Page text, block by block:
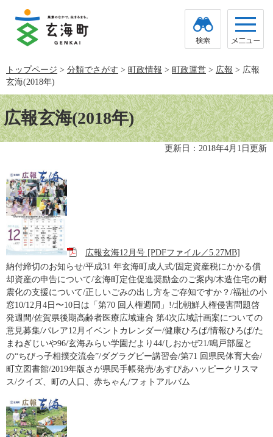
で
す。
ば
し
て
本
文
へ
トップページ > 分類でさがす > 町政情報 > 町政運営 > 広報 > 広報
玄海(2018年)
本
文広報玄海(2018年)
更新日：2018年4月1日更新
広報玄海12月号 [PDFファイル／5.27MB]
納付締切のお知らせ/平成31 年玄海町成人式/固定資産税にかかる償
却資産の申告について/玄海町定住促進奨励金のご案内/木造住宅の耐
震化の支援について/正しいごみの出し方をご存知ですか？/福祉の小
窓10/12月4日〜10日は「第70 回人権週間」!/北朝鮮人権侵害問題啓
発週間/佐賀県後期高齢者医療広域連合 第4次広域計画案についての
意見募集/パレア12月イベントカレンダー/健康ひろば/情報ひろば/た
まねぎじいや96/玄海みらい学園だより44/しおかぜ21/鳴戸部屋と
の“ちびっ子相撲交流会”/ダグラグビー講習会/第71 回県民体育大会/
町立図書館/2019年版さが県民手帳発売/あすぴあハッピークリスマ
ス/クイズ、町の人口、赤ちゃん/フォトアルバム